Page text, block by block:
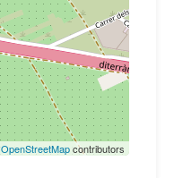
OpenStreetMapcontributors